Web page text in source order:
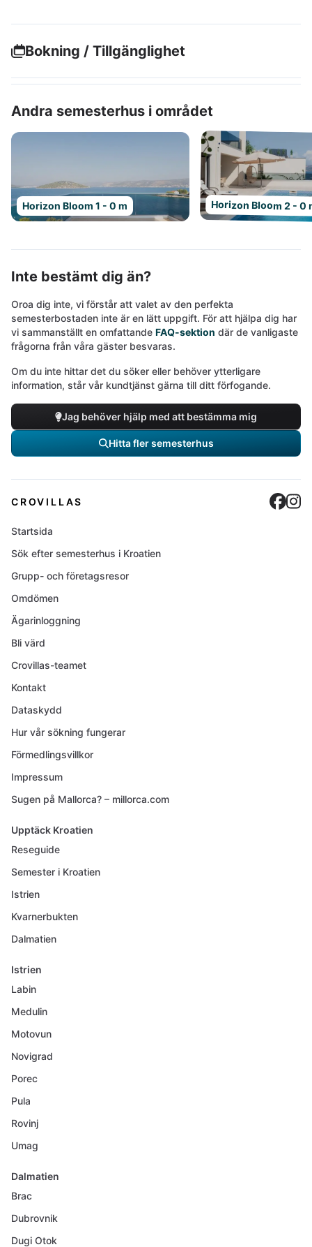
Bokning / Tillgänglighet
Andra semesterhus i området
Horizon Bloom 1 - 0 m Horizon Bloom 2 - 0
Inte bestämt dig än?
Oroa dig inte, vi förstår att valet av den perfekta
semesterbostaden inte är en lätt uppgift. För att hjälpa dig har
vi sammanställt en omfattande FAQ-sektion där de vanligaste
frågorna från våra gäster besvaras.
Om du inte hittar det du söker eller behöver ytterligare
information, står vår kundtjänst gärna till ditt förfogande.
Jag behöver hjälp med att bestämma mig
Hitta fler semesterhus
CROVILLAS
Startsida
Sök efter semesterhus i Kroatien
Grupp- och företagsresor
Omdömen
Ägarinloggning
Bli värd
Crovillas-teamet
Kontakt
Dataskydd
Hur vår sökning fungerar
Förmedlingsvillkor
Impressum
Sugen på Mallorca? – millorca.com
Upptäck Kroatien
Reseguide
Semester i Kroatien
Istrien
Kvarnerbukten
Dalmatien
Istrien
Labin
Medulin
Motovun
Novigrad
Porec
Pula
Rovinj
Umag
Dalmatien
Brac
Dubrovnik
Dugi Otok